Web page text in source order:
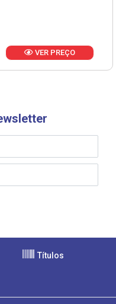
VER PREÇO
Títulos